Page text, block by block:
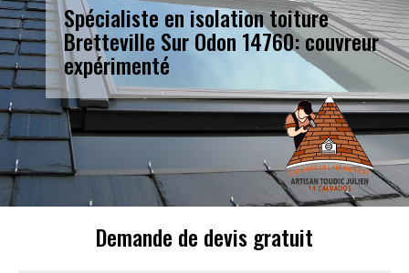
Spécialiste en isolation toiture
Bretteville Sur Odon 14760: couvreur
expérimenté
Demande de devis gratuit